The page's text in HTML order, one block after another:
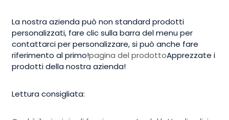
La nostra azienda può non standard prodotti
personalizzati, fare clic sulla barra del menu per
contattarci per personalizzare, si può anche fare
riferimento al primo!pagina del prodottoApprezzate i
prodotti della nostra azienda!
Lettura consigliata: